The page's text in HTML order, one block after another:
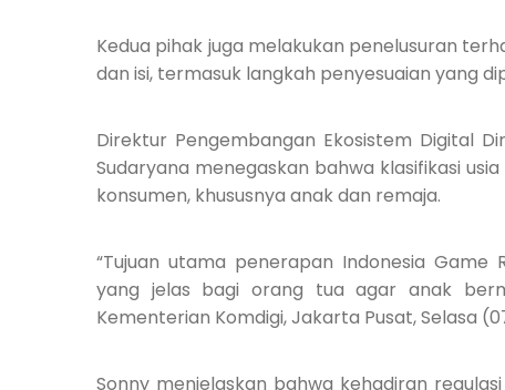
Kedua pihak juga melakukan penelusuran
dan isi, termasuk langkah penyesuaian yang
Direktur Pengembangan Ekosistem Digital
Sudaryana menegaskan bahwa klasifikasi
konsumen, khususnya anak dan remaja.
“Tujuan utama penerapan Indonesia
yang jelas bagi orang tua agar anak
Kementerian Komdigi, Jakarta Pusat, Selasa
Sonny menjelaskan bahwa kehadiran